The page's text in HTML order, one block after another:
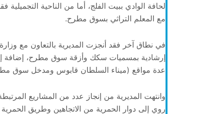
لحافة الوادي ببيت الفلج، أما من الناحية
مع المعلم التراثي بسوق مطرح.
في نطاق آخر فقد أنجزت المديرية بالتعاون مع
إرشادية بمسميات سكك وأزقة سوق مطرح، إضافة
عدة مواقع (ميناء السلطان قابوس ومدخل سوق
وانتهت المديرية من إنجاز عدد من المشاريع
روي إلى دوار الحمرية من الاتجاهين وطريق